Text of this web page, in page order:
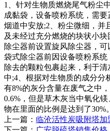
1、针对生物质燃烧尾气粉尘
成黏袋，设备喷粉系统，需
烟道中安放;2、粉尘微细，并
及未经过充分燃烧的块状小
除尘器前设置旋风除尘器，可
袋式除尘器前因设备喷粉系
除去的颗粒包裹起来，利于
中;4、根据对生物质的成分分
有8%的灰分含量在废气之中
0.6%，但是草木灰当中氧化
物在里面的比例是达到了30%。
上一篇： 临沧活性炭吸附塔加